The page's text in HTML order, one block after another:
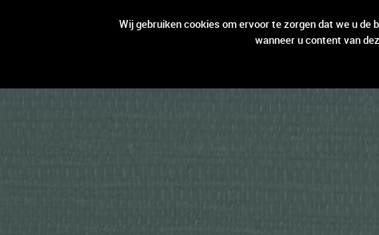
open aanbod
open aanbod
Wij gebruiken cookies om ervoor te zorgen dat we u de
wanneer u content van